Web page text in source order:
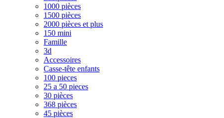
1000 pièces
1500 pièces
2000 pièces et plus
150 mini
Famille
3d
Accessoires
Casse-tête enfants
100 pieces
25 a 50 pieces
30 pièces
368 pièces
45 pièces